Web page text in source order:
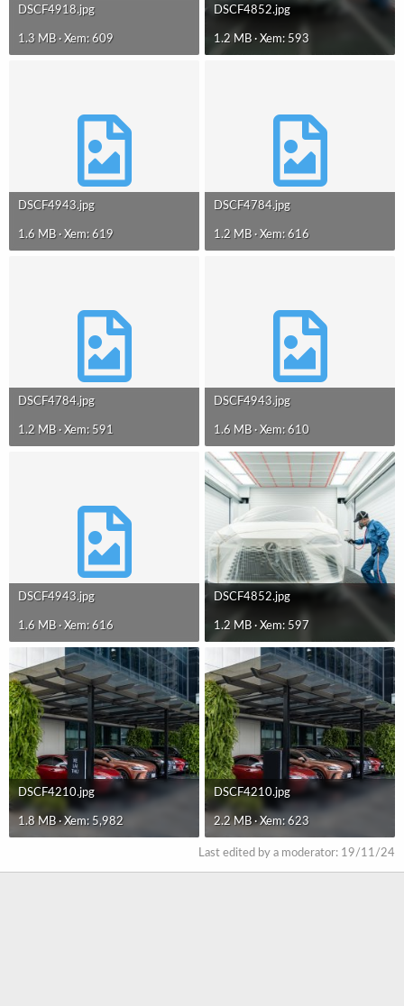
DSCF4918.jpg
1.3 MB · Xem: 609
DSCF4852.jpg
1.2 MB · Xem: 593
DSCF4943.jpg
1.6 MB · Xem: 619
DSCF4784.jpg
1.2 MB · Xem: 616
DSCF4784.jpg
1.2 MB · Xem: 591
DSCF4943.jpg
1.6 MB · Xem: 610
DSCF4943.jpg
1.6 MB · Xem: 616
DSCF4852.jpg
1.2 MB · Xem: 597
DSCF4210.jpg
1.8 MB · Xem: 5,982
DSCF4210.jpg
2.2 MB · Xem: 623
Last edited by a moderator: 19/11/24